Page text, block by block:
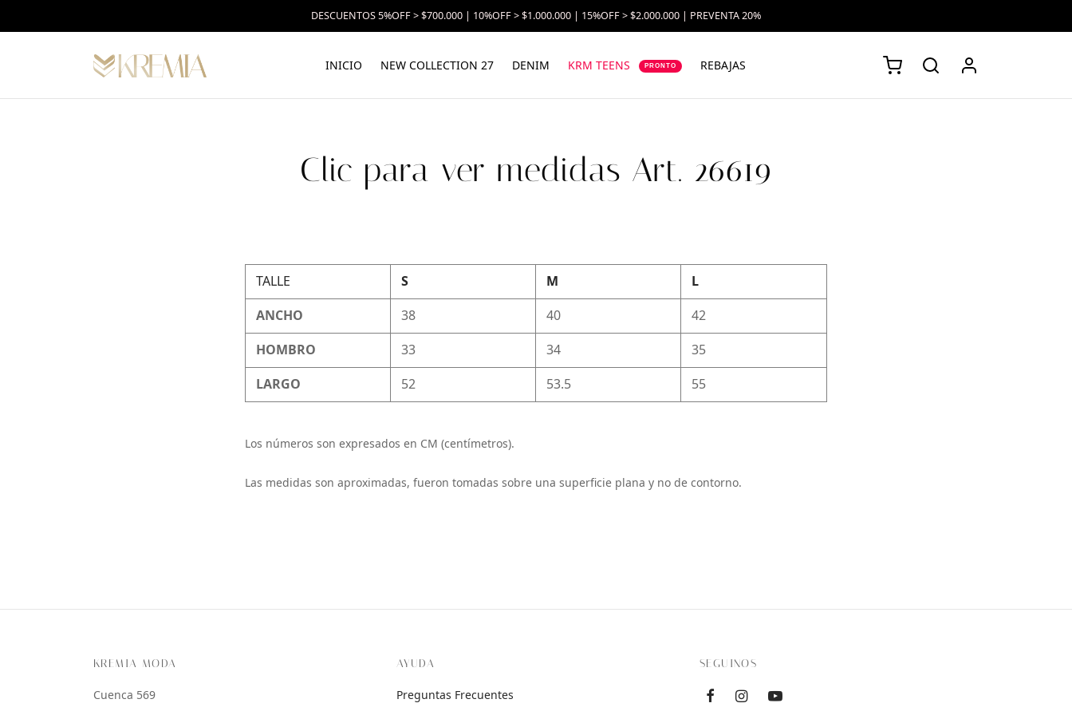
DESCUENTOS 5%OFF > $700.000 | 10%OFF > $1.000.000 | 15%OFF > $2.000.000 | PREVENTA 20%
INICIO NEW COLLECTION 27 DENIM KRM TEENS PRONTO REBAJAS
Clic para ver medidas Art. 26619
TALLE S M
L
ANCHO
38 40
42
HOMBRO
33 34
35
LARGO
52 53.5 55
Los números son expresados en CM (centímetros).
Las medidas son aproximadas, fueron tomadas sobre una superficie plana y no de contorno.
KREMIA MODA
Cuenca 569
AYUDA
Preguntas Frecuentes
SEGUINOS